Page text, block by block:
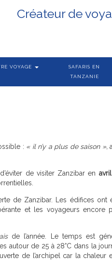
Créateur de
VOYAGE
SAFARIS EN
TANZANIE
: « il n’y a plus de saison »,
de visiter Zanzibar en avril
de Zanzibar. Les édifices ont
et les voyageurs encore
de l’année. Le temps est
autour de 25 à 28°C dans la
de l’archipel car la chaleur